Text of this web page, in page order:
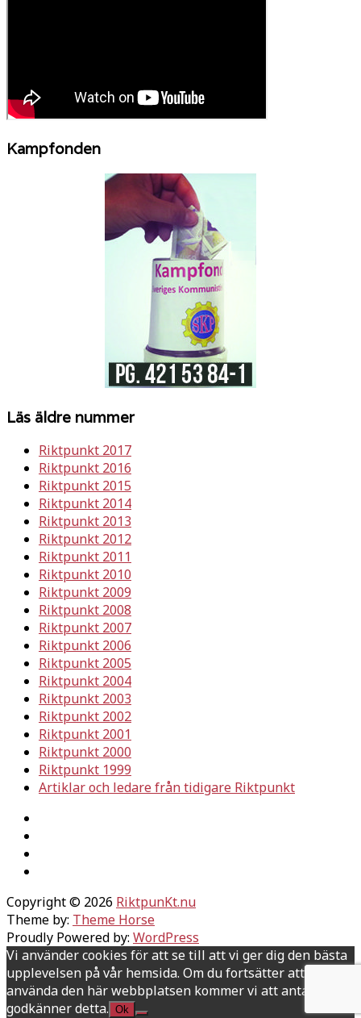
Kampfonden
Läs äldre nummer
Riktpunkt 2017
Riktpunkt 2016
Riktpunkt 2015
Riktpunkt 2014
Riktpunkt 2013
Riktpunkt 2012
Riktpunkt 2011
Riktpunkt 2010
Riktpunkt 2009
Riktpunkt 2008
Riktpunkt 2007
Riktpunkt 2006
Riktpunkt 2005
Riktpunkt 2004
Riktpunkt 2003
Riktpunkt 2002
Riktpunkt 2001
Riktpunkt 2000
Riktpunkt 1999
Artiklar och ledare från tidigare Riktpunkt
Copyright © 2026 RiktpunKt.nu
Theme by: Theme Horse
Proudly Powered by: WordPress
Vi använder cookies för att se till att vi ger dig den bästa
upplevelsen på vår hemsida. Om du fortsätter att
använda den här webbplatsen kommer vi att anta att du
godkänner detta. Ok